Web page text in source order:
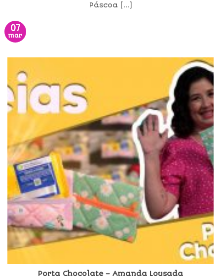
Páscoa [...]
07
mar
Porta Chocolate – Amanda Lousada